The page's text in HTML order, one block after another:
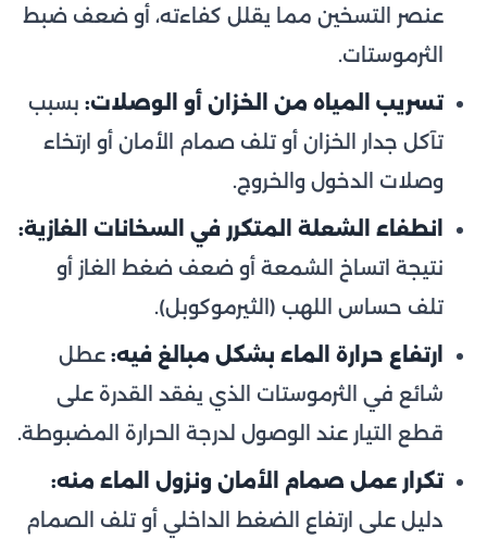
عنصر التسخين مما يقلل كفاءته، أو ضعف ضبط
الثرموستات.
تسريب المياه من الخزان أو الوصلات: بسبب
تآكل جدار الخزان أو تلف صمام الأمان أو ارتخاء
وصلات الدخول والخروج.
انطفاء الشعلة المتكرر في السخانات الغازية:
نتيجة اتساخ الشمعة أو ضعف ضغط الغاز أو
تلف حساس اللهب (الثيرموكوبل).
ارتفاع حرارة الماء بشكل مبالغ فيه: عطل
شائع في الثرموستات الذي يفقد القدرة على
قطع التيار عند الوصول لدرجة الحرارة المضبوطة.
تكرار عمل صمام الأمان ونزول الماء منه:
دليل على ارتفاع الضغط الداخلي أو تلف الصمام